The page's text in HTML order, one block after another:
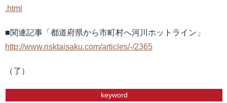
.html
■関連記事「都道府県から市町村へ河川ホットライン」
http://www.risktaisaku.com/articles/-/2365
（了）
keyword